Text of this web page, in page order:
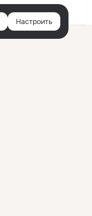
Настроить